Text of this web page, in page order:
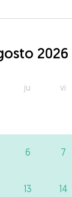
2026
ju vi
6 7
13 14